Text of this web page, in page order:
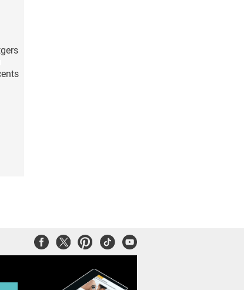
FacebookTwitterPinterest
TiktokYoutube